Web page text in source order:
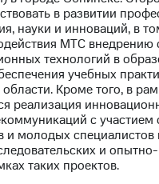
в развитии
науки и инноваций, в
МТС внедрению
технологий в
учебных
Кроме того, в
реализация
с участием
и молодых специалистов
и
таких проектов.